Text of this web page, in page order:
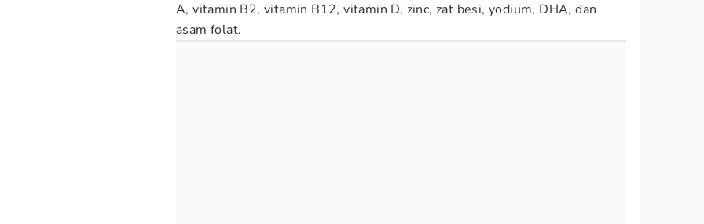
A, vitamin B2, vitamin B12, vitamin D, zinc, zat besi, yodium, DHA, dan
asam folat.